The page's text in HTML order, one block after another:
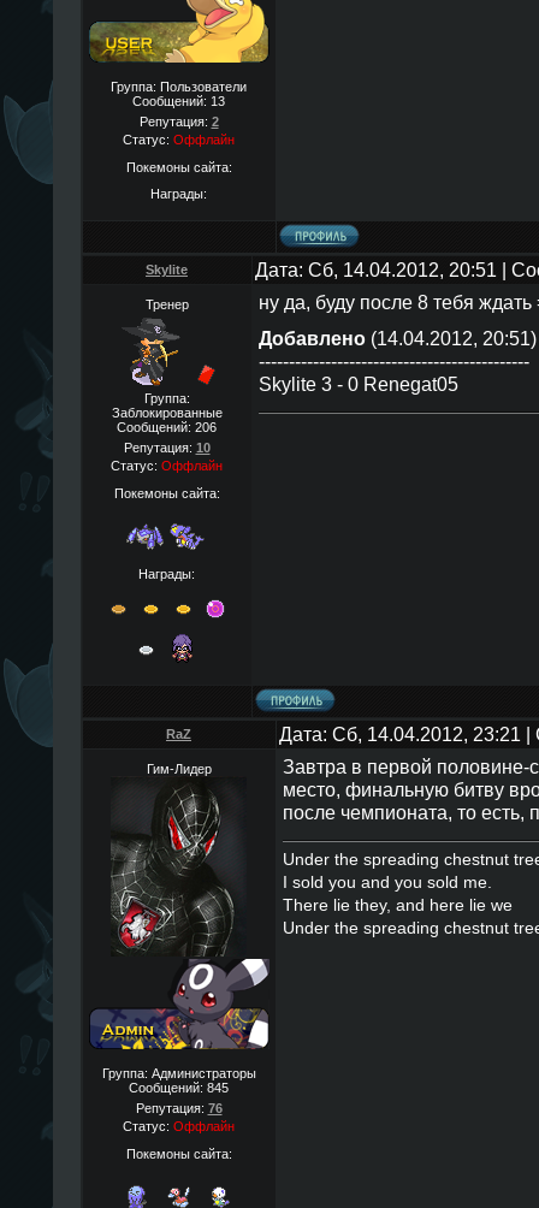
Группа: Пользователи
Сообщений: 13
Репутация: 2
Статус: Оффлайн
Покемоны сайта:
Награды:
Skylite Дата: Сб, 14.04.2012, 20:51 |
Тренер
Группа:
Заблокированные
Сообщений: 206
Репутация: 10
Статус: Оффлайн
Покемоны сайта:
Награды:
ну да, буду после 8 тебя ждать
Добавлено(14.04.2012, 20:51)
---------------------------------------------
Skylite 3 - 0 Renegat05
RaZ Дата: Сб, 14.04.2012, 23:21
Гим-Лидер
Группа: Администраторы
Сообщений: 845
Репутация: 76
Статус: Оффлайн
Покемоны сайта:
Завтра в первой половине-
место, финальную битву
после чемпионата, то есть,
Under the spreading chestnut
I sold you and you sold me.
There lie they, and here lie we
Under the spreading chestnut